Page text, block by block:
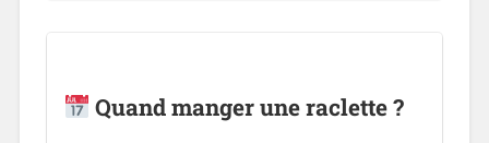
Quand manger une raclette ?